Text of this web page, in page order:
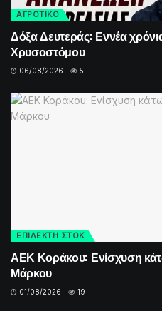
ΑΓΡΟΤΙΚΟ
Δόξα Δευτεράς: Εννέα
Χρυσοστόμου
06/08/2026 5
ΕΠΙΛΕΚΤΗ ΣΤΟΚ
ΑΕΚ Κοράκου: Ενίσχυση
Μάρκου
01/08/2026 19